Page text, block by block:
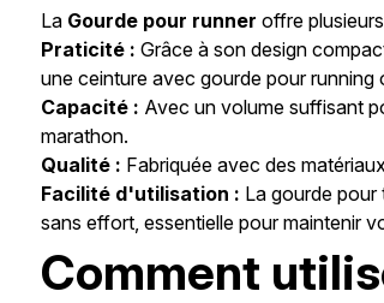
La Gourde pour runner offre
Praticité : Grâce à son design
une ceinture avec gourde pour
Capacité : Avec un volume suffisant
marathon.
Qualité : Fabriquée avec des
Facilité d'utilisation : La gourde pour
sans effort, essentielle pour maintenir
Comment